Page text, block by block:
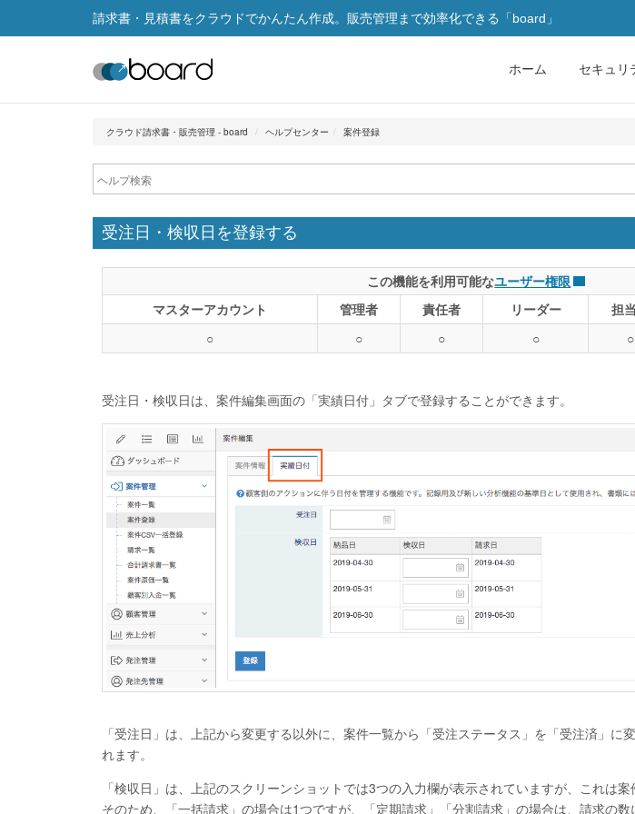
請求書・見積書をクラウドでかんたん作成。販売管理まで効率化できる「board」
ホーム セキュリ
クラウド請求書・販売管理 - board ヘルプセンター 案件登録
受注日・検収日を登録する
この機能を利用可能なユーザー権限
マスターアカウント
管理者 責任者 リーダー 担
○
○ ○ ○ ○
受注日・検収日は、案件編集画面の「実績日付」タブで登録することができます。
「受注日」は、上記から変更する以外に、案件一覧から「受注ステータス」を「受注済」に
れます。
「検収日」は、上記のスクリーンショットでは3つの入力欄が表示されていますが、これは案
そのため、「一括請求」の場合は1つですが、「定期請求」「分割請求」の場合は、請求の数